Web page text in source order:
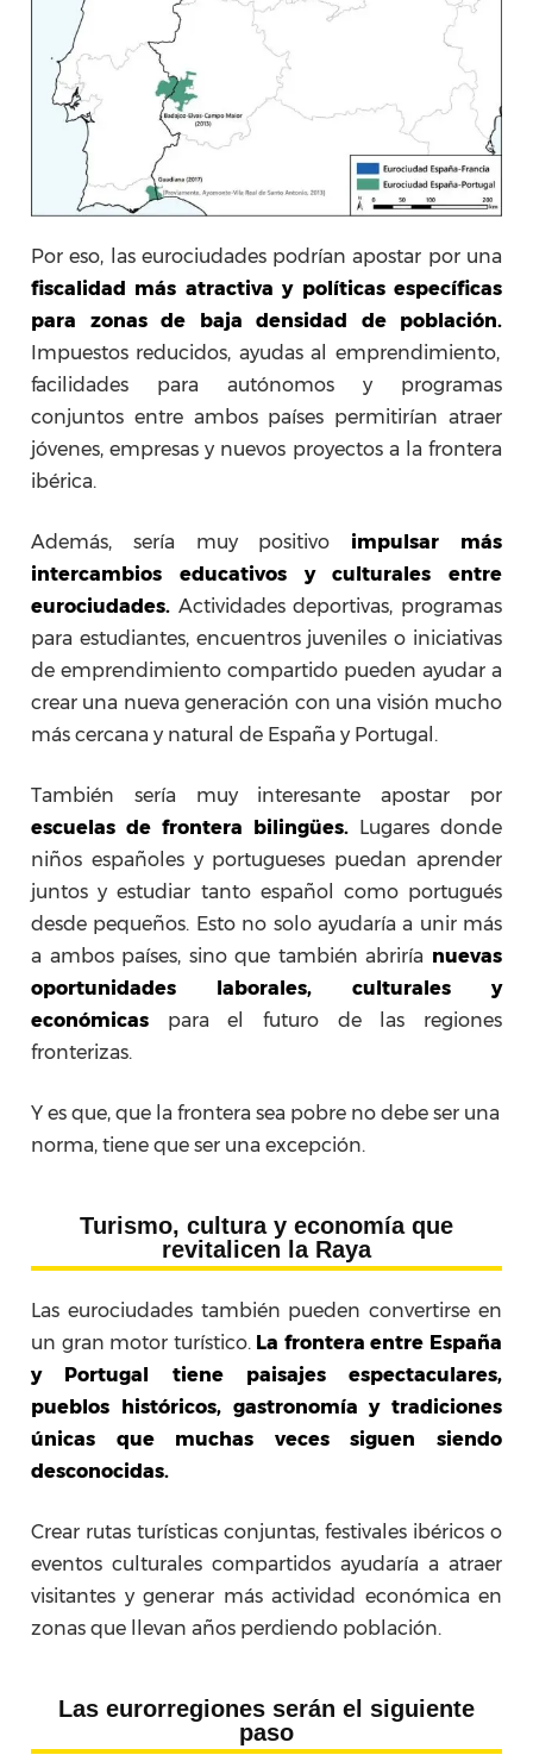
Por eso, las eurociudades podrían apostar por una
fiscalidad más atractiva y políticas específicas
para zonas de baja densidad de población.
Impuestos reducidos, ayudas al emprendimiento,
facilidades para autónomos y programas
conjuntos entre ambos países permitirían atraer
jóvenes, empresas y nuevos proyectos a la frontera
ibérica.
Además, sería muy positivo impulsar más
intercambios educativos y culturales entre
eurociudades. Actividades deportivas, programas
para estudiantes, encuentros juveniles o iniciativas
de emprendimiento compartido pueden ayudar a
crear una nueva generación con una visión mucho
más cercana y natural de España y Portugal.
También sería muy interesante apostar por
escuelas de frontera bilingües. Lugares donde
niños españoles y portugueses puedan aprender
juntos y estudiar tanto español como portugués
desde pequeños. Esto no solo ayudaría a unir más
a ambos países, sino que también abriría nuevas
oportunidades laborales, culturales y
económicas para el futuro de las regiones
fronterizas.
Y es que, que la frontera sea pobre no debe ser una
norma, tiene que ser una excepción.
Turismo, cultura y economía que
revitalicen la Raya
Las eurociudades también pueden convertirse en
un gran motor turístico. La frontera entre España
y Portugal tiene paisajes espectaculares,
pueblos históricos, gastronomía y tradiciones
únicas que muchas veces siguen siendo
desconocidas.
Crear rutas turísticas conjuntas, festivales ibéricos o
eventos culturales compartidos ayudaría a atraer
visitantes y generar más actividad económica en
zonas que llevan años perdiendo población.
Las eurorregiones serán el siguiente
paso